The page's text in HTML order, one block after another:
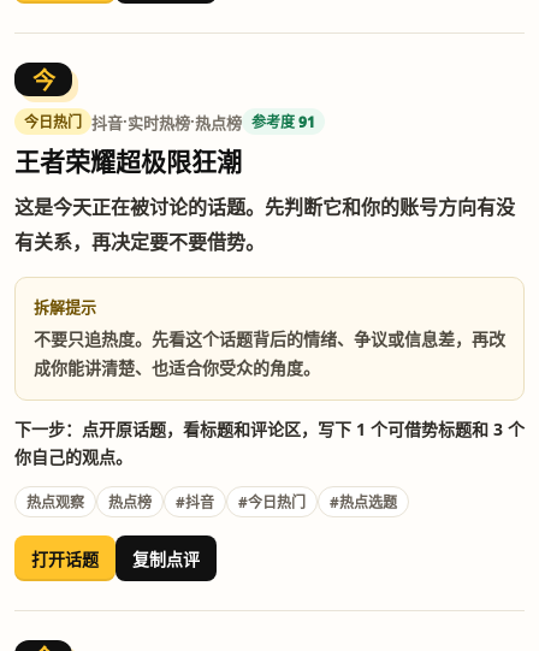
今
今日热门 抖音·实时热榜·热点榜 参考度 91
王者荣耀超极限狂潮
这是今天正在被讨论的话题。先判断它和你的账号方向有没
有关系，再决定要不要借势。
拆解提示
不要只追热度。先看这个话题背后的情绪、争议或信息差，再改
成你能讲清楚、也适合你受众的角度。
下一步：点开原话题，看标题和评论区，写下 1 个可借势标题和 3 个
你自己的观点。
热点观察 热点榜 #抖音 #今日热门 #热点选题
打开话题 复制点评